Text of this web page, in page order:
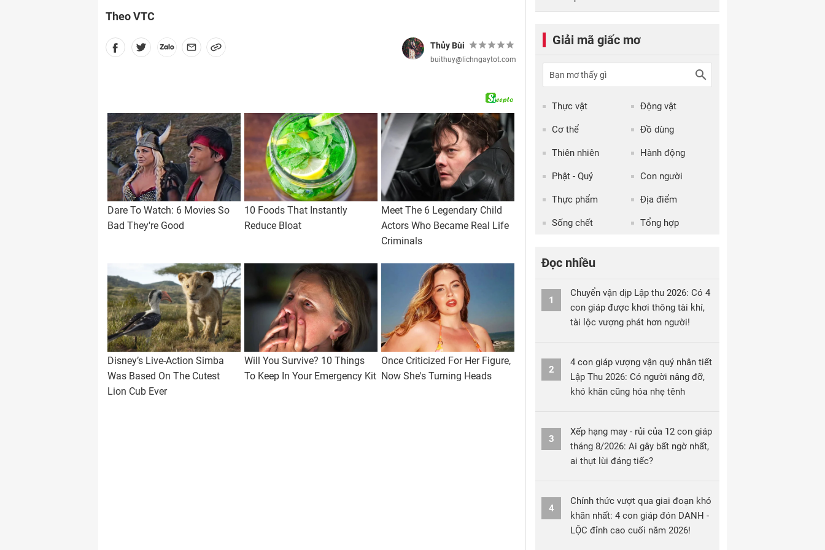
Theo VTC
Thủy Bùi
buithuy@lichngaytot.com
Giải mã giấc mơ
Thực vật Động vật
Cơ thể Đồ dùng
Thiên nhiên Hành động
Phật - Quỷ Con người
Thực phẩm Địa điểm
Sống chết Tổng hợp
Đọc nhiều
1
Chuyển vận dịp Lập thu 2026: Có 4
con giáp được khơi thông tài khí,
tài lộc vượng phát hơn người!
2
4 con giáp vượng vận quý nhân tiết
Lập Thu 2026: Có người nâng đỡ,
khó khăn cũng hóa nhẹ tênh
3
Xếp hạng may - rủi của 12 con giáp
tháng 8/2026: Ai gây bất ngờ nhất,
ai thụt lùi đáng tiếc?
4
Chính thức vượt qua giai đoạn khó
khăn nhất: 4 con giáp đón DANH -
LỘC đỉnh cao cuối năm 2026!